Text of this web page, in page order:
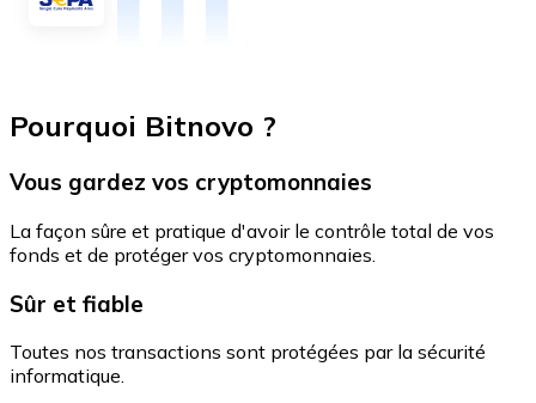
Pourquoi Bitnovo ?
Vous gardez vos cryptomonnaies
La façon sûre et pratique d'avoir le contrôle total de vos
fonds et de protéger vos cryptomonnaies.
Sûr et fiable
Toutes nos transactions sont protégées par la sécurité
informatique.